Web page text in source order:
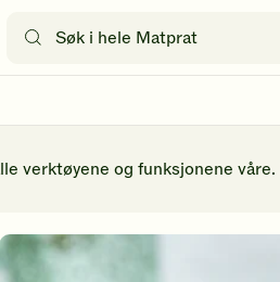
etter
verktøyene og funksjonene våre.